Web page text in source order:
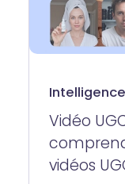
Vidéo
vidéos